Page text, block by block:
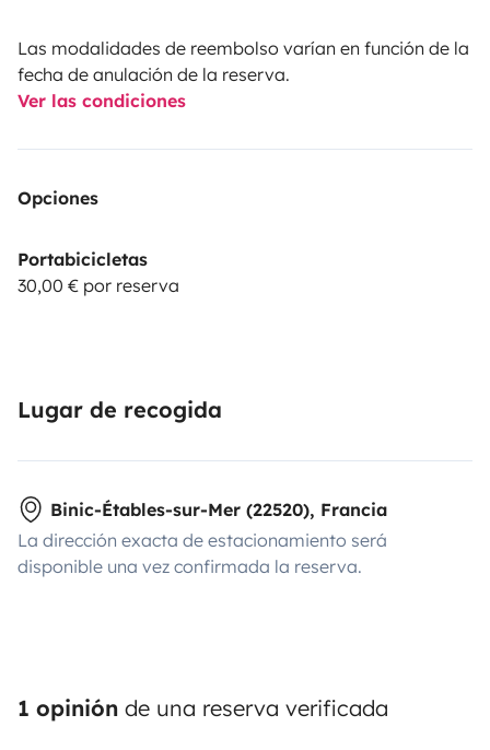
Las modalidades de reembolso varían en función de la
fecha de anulación de la reserva.
Ver las condiciones
Opciones
Portabicicletas
30,00 € por reserva
Lugar de recogida
Binic-Étables-sur-Mer (22520), Francia
La dirección exacta de estacionamiento será
disponible una vez confirmada la reserva.
1 opinión de una reserva verificada